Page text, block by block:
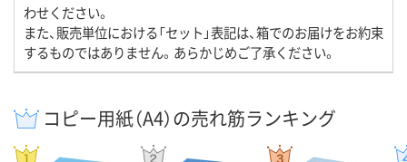
わせください。
また、販売単位における「セット」表記は、箱でのお届けをお約束
するものではありません。あらかじめご了承ください。
コピー用紙（A4）の売れ筋ランキング